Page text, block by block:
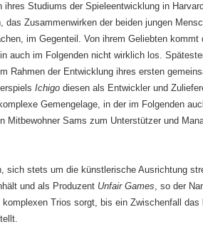
ihres Studiums der Spieleentwicklung in
das Zusammenwirken der beiden jungen
im Gegenteil. Von ihrem Geliebten kommt
auch im Folgenden nicht wirklich los.
Rahmen der Entwicklung ihres ersten
Ichigo diesen als Entwickler und
Gemengelage, in der im Folgenden
Mitbewohner Sams zum Unterstützer und
sich stets um die künstlerische Ausrichtung
und als Produzent Unfair Games, so der
Trios sorgt, bis ein Zwischenfall das